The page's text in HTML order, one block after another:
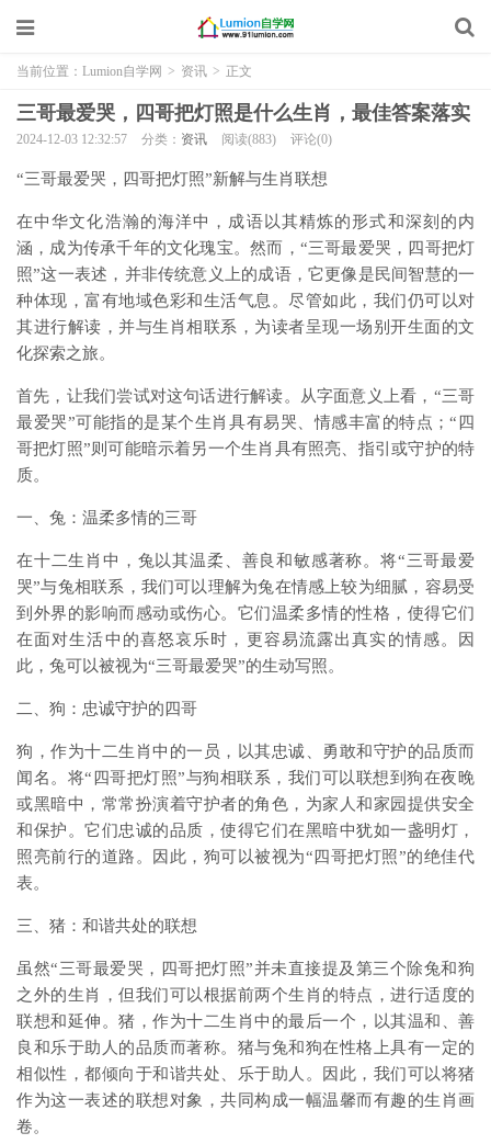
当前位置： Lumion自学网 > 资讯 > 正文
三哥最爱哭，四哥把灯照是什么生肖，最佳答案落实
2024-12-03 12:32:57 分类： 资讯 阅读(883) 评论(0)
“三哥最爱哭，四哥把灯照”新解与生肖联想
在中华文化浩瀚的海洋中，成语以其精炼的形式和深刻的内
涵，成为传承千年的文化瑰宝。然而，“三哥最爱哭，四哥把灯
照”这一表述，并非传统意义上的成语，它更像是民间智慧的一
种体现，富有地域色彩和生活气息。尽管如此，我们仍可以对
其进行解读，并与生肖相联系，为读者呈现一场别开生面的文
化探索之旅。
首先，让我们尝试对这句话进行解读。从字面意义上看，“三哥
最爱哭”可能指的是某个生肖具有易哭、情感丰富的特点；“四
哥把灯照”则可能暗示着另一个生肖具有照亮、指引或守护的特
质。
一、兔：温柔多情的三哥
在十二生肖中，兔以其温柔、善良和敏感著称。将“三哥最爱
哭”与兔相联系，我们可以理解为兔在情感上较为细腻，容易受
到外界的影响而感动或伤心。它们温柔多情的性格，使得它们
在面对生活中的喜怒哀乐时，更容易流露出真实的情感。因
此，兔可以被视为“三哥最爱哭”的生动写照。
二、狗：忠诚守护的四哥
狗，作为十二生肖中的一员，以其忠诚、勇敢和守护的品质而
闻名。将“四哥把灯照”与狗相联系，我们可以联想到狗在夜晚
或黑暗中，常常扮演着守护者的角色，为家人和家园提供安全
和保护。它们忠诚的品质，使得它们在黑暗中犹如一盏明灯，
照亮前行的道路。因此，狗可以被视为“四哥把灯照”的绝佳代
表。
三、猪：和谐共处的联想
虽然“三哥最爱哭，四哥把灯照”并未直接提及第三个除兔和狗
之外的生肖，但我们可以根据前两个生肖的特点，进行适度的
联想和延伸。猪，作为十二生肖中的最后一个，以其温和、善
良和乐于助人的品质而著称。猪与兔和狗在性格上具有一定的
相似性，都倾向于和谐共处、乐于助人。因此，我们可以将猪
作为这一表述的联想对象，共同构成一幅温馨而有趣的生肖画
卷。